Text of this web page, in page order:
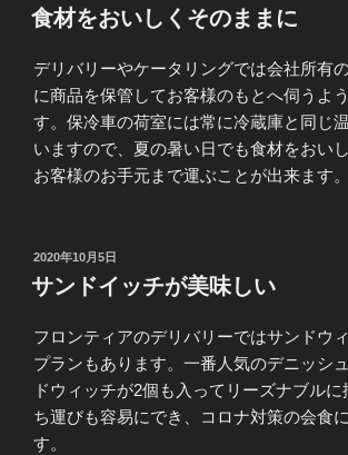
稿
日:
食材をおいしくそのままに
デリバリーやケータリングでは会社所有
に商品を保管してお客様のもとへ伺うよ
す。保冷車の荷室には常に冷蔵庫と同じ
いますので、夏の暑い日でも食材をおい
お客様のお手元まで運ぶことが出来ます。
投
稿
日:
2020年10月5日
サンドイッチが美味しい
フロンティアのデリバリーではサンドウ
プランもあります。一番人気のデニッシ
ドウィッチが2個も入ってリーズナブル
ち運びも容易にでき、コロナ対策の会食
す。